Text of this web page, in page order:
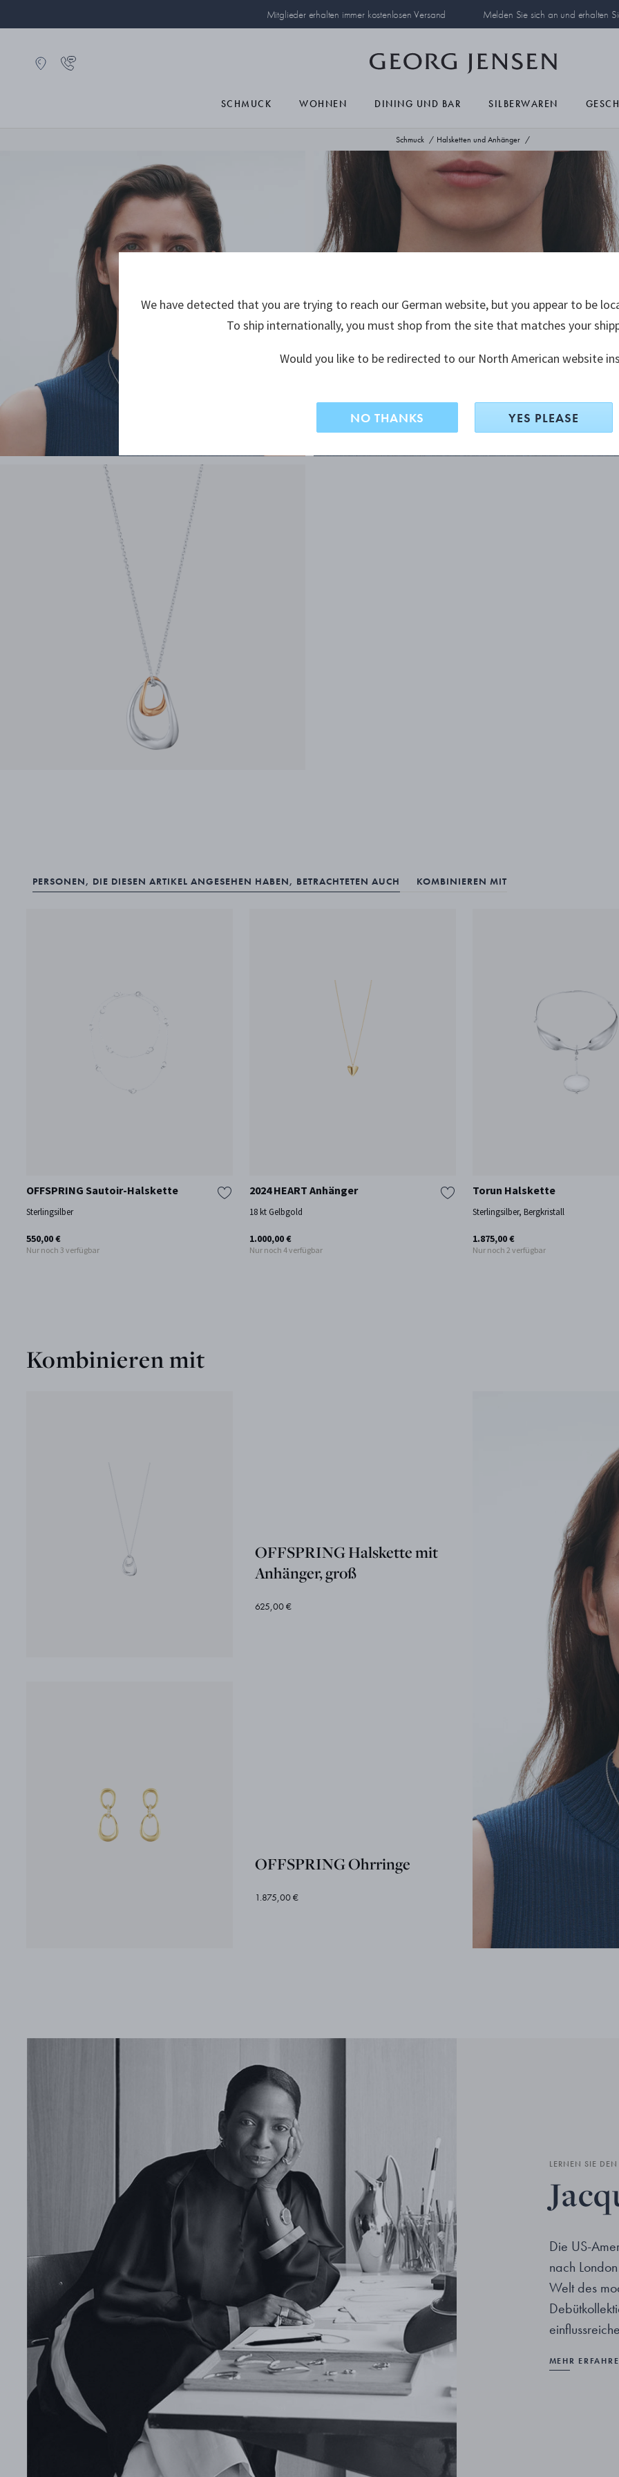
Mitglieder erhalten immer kostenlosen Versand Melden Sie sich an und erhalten
SCHMUCK WOHNEN DINING UND BAR SILBERWAREN
Schmuck Halsketten und Anhänger
PERSONEN, DIE DIESEN ARTIKEL ANGESEHEN HABEN, BETRACHTETEN AUCH KOMBINIEREN MIT
OFFSPRING Sautoir-Halskette
Sterlingsilber
550,00 €
Nur noch 3 verfügbar
2024 HEART Anhänger
18 kt Gelbgold
1.000,00 €
Nur noch 4 verfügbar
Torun Halskette
Sterlingsilber, Bergkristall
1.875,00 €
Nur noch 2 verfügbar
Kombinieren mit
OFFSPRING Halskette mit
Anhänger, groß
625,00 €
OFFSPRING Ohrringe
1.875,00 €
LERNEN SIE
Die US-
nach
Welt des
MEHR
We have detected that you are trying to reach our German website, but you appear to be
To ship internationally, you must shop from the site that matches your
Would you like to be redirected to our North American website
NO THANKS YES PLEASE